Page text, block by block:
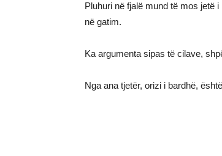
Pluhuri në fjalë mund të mos jetë
në gatim.
Ka argumenta sipas të cilave,
Nga ana tjetër, orizi i bardhë,